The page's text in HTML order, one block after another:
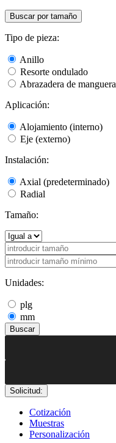
Buscar por tamaño
Tipo de pieza:
Anillo
Resorte ondulado
Abrazadera de manguera
Aplicación:
Alojamiento (interno)
Eje (externo)
Instalación:
Axial (predeterminado)
Radial
Tamaño:
Unidades:
plg
mm
Buscar
Solicitud:
Cotización
Muestras
Personalización